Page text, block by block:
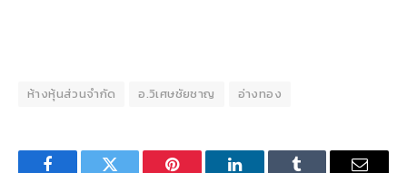
ห้างหุ้นส่วนจำกัด อ.วิเศษชัยชาญ อ่างทอง